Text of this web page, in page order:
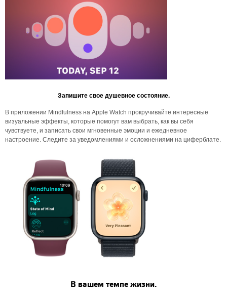
Запишите свое душевное состояние.
В приложении Mindfulness на Apple Watch прокручивайте интересные
визуальные эффекты, которые помогут вам выбрать, как вы себя
чувствуете, и записать свои мгновенные эмоции и ежедневное
настроение. Следите за уведомлениями и осложнениями на циферблате.
В вашем темпе жизни.